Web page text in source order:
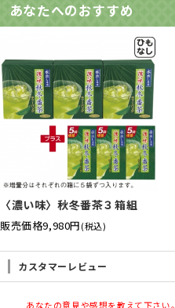
あなたへのおすすめ
〈濃い味〉秋冬番茶３箱組
販売価格9,980円(税込)
カスタマーレビュー
あなたの意見や感想を教えて下さい。